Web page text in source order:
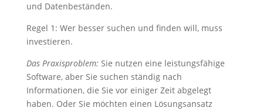
und Datenbeständen.
Regel 1: Wer besser suchen und finden will, muss
investieren.
Das Praxisproblem: Sie nutzen eine leistungsfähige
Software, aber Sie suchen ständig nach
Informationen, die Sie vor einiger Zeit abgelegt
haben. Oder Sie möchten einen Lösungsansatz